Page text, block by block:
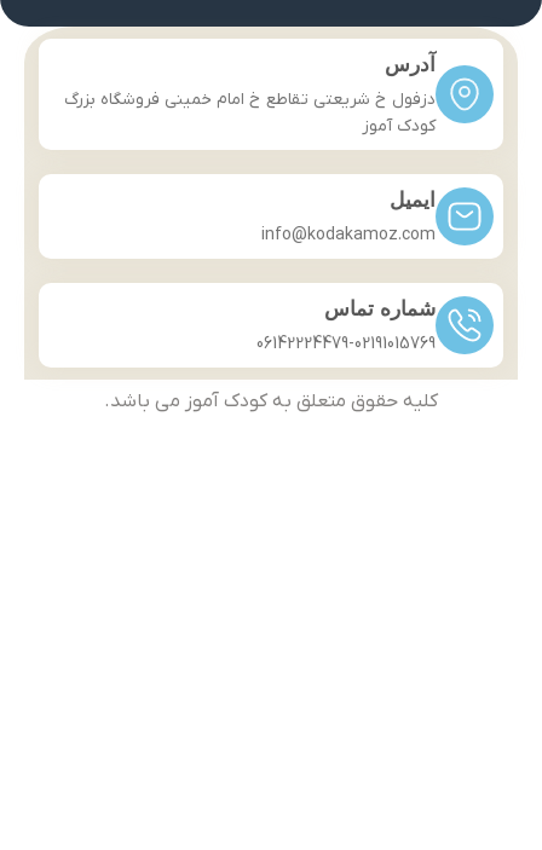
آدرس
دزفول خ شریعتی تقاطع خ امام خمینی فروشگاه بزرگ
کودک آموز
ایمیل
info@kodakamoz.com
شماره تماس
06142224479-02191015769
کلیه حقوق متعلق به کودک آموز می باشد.